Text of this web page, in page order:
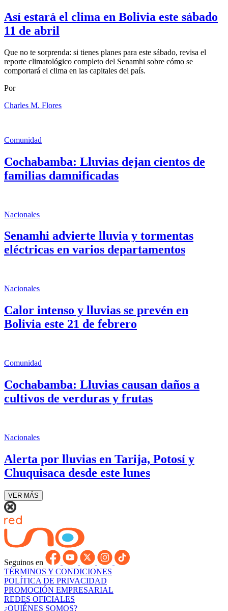
Así estará el clima en Bolivia este sábado
11 de abril
Que no te sorprenda: si tienes planes para este sábado, revisa el
reporte climatológico completo del Senamhi sobre cómo se
comportará el clima en las capitales del país.
Por
Charles M. Flores
Comunidad
Cochabamba: Lluvias dejan cientos de
familias damnificadas
Nacionales
Senamhi advierte lluvia y tormentas
eléctricas en varios departamentos
Nacionales
Calor intenso y lluvias se prevén en
Bolivia este 21 de febrero
Comunidad
Cochabamba: Lluvias causan daños a
cultivos de verduras y frutas
Nacionales
Alerta por lluvias en Tarija, Potosí y
Chuquisaca desde este lunes
VER MÁS
Seguinos en
TÉRMINOS Y CONDICIONES
POLÍTICA DE PRIVACIDAD
PROMOCIÓN EMPRESARIAL
REDES OFICIALES
¿QUIÉNES SOMOS?